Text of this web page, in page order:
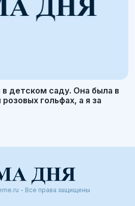
детском саду. Она была в
гольфах, а я за
- Все права защищены